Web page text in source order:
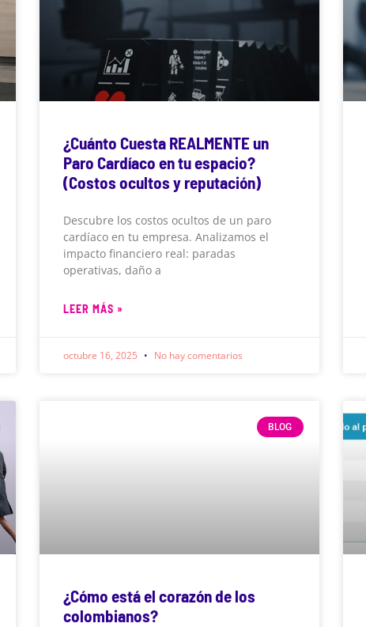
¿Cuánto Cuesta REALMENTE un
Paro Cardíaco en tu espacio?
(Costos ocultos y reputación)
Descubre los costos ocultos de un paro
cardíaco en tu empresa. Analizamos el
impacto financiero real: paradas
operativas, daño a
LEER MÁS »
octubre 16, 2025 No hay comentarios
BLOG
¿Cómo está el corazón de los
colombianos?